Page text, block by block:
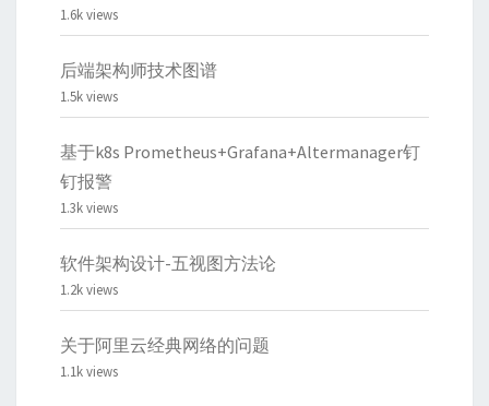
1.6k views
后端架构师技术图谱
1.5k views
基于k8s Prometheus+Grafana+Altermanager钉
钉报警
1.3k views
软件架构设计-五视图方法论
1.2k views
关于阿里云经典网络的问题
1.1k views